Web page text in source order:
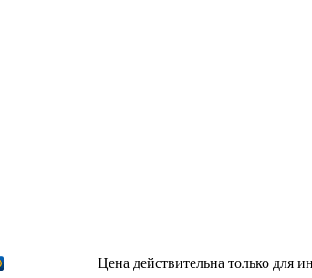
Цена действительна только для